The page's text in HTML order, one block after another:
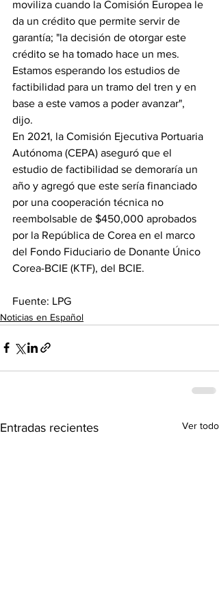
moviliza cuando la Comisión Europea le
da un crédito que permite servir de
garantía; "la decisión de otorgar este
crédito se ha tomado hace un mes.
Estamos esperando los estudios de
factibilidad para un tramo del tren y en
base a este vamos a poder avanzar",
dijo.
En 2021, la Comisión Ejecutiva Portuaria
Autónoma (CEPA) aseguró que el
estudio de factibilidad se demoraría un
año y agregó que este sería financiado
por una cooperación técnica no
reembolsable de $450,000 aprobados
por la República de Corea en el marco
del Fondo Fiduciario de Donante Único
Corea-BCIE (KTF), del BCIE.
Fuente: LPG
Noticias en Español
Entradas recientes Ver todo